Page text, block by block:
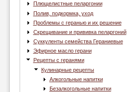
Плющелистные пеларгонии
Полив, подкормка, уход
Проблемы с геранью и их решение
Скрещивание и прививка пеларгоний
Суккуленты семейства Гераниевые
Эфирное масло герани
Рецепты с геранями
Кулинарные рецепты
Алкогольные напитки
Безалкогольные напитки